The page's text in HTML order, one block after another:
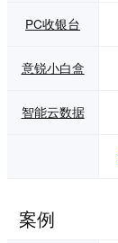
PC收银台
意锐小白盒
智能云数据
案例